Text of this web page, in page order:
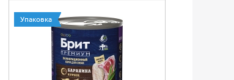
Упаковка